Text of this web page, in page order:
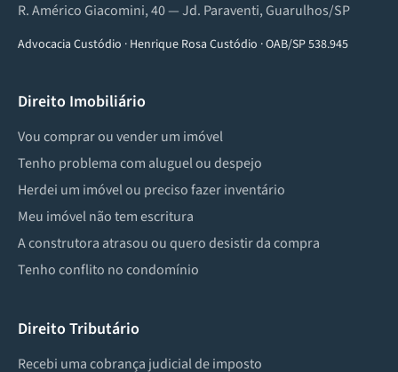
R. Américo Giacomini, 40 — Jd. Paraventi, Guarulhos/SP
Advocacia Custódio · Henrique Rosa Custódio ·OAB/SP 538.945
Direito Imobiliário
Vou comprar ou vender um imóvel
Tenho problema com aluguel ou despejo
Herdei um imóvel ou preciso fazer inventário
Meu imóvel não tem escritura
A construtora atrasou ou quero desistir da compra
Tenho conflito no condomínio
Direito Tributário
Recebi uma cobrança judicial de imposto